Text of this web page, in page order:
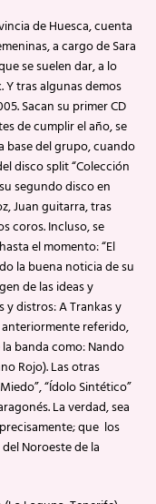
de Huesca, cuenta
a cargo de Sara
se suelen dar, a lo
tras algunas demos
Sacan su primer CD
de cumplir el año, se
base del grupo, cuando
disco split “Colección
segundo disco en
Juan guitarra, tras
coros. Incluso, se
el momento: “El
la buena noticia de su
de las ideas y
y distros: A Trankas y
anteriormente referido,
banda como: Nando
Rojo). Las otras
“Ídolo Sintético”
La verdad, sea
que los
Noroeste de la